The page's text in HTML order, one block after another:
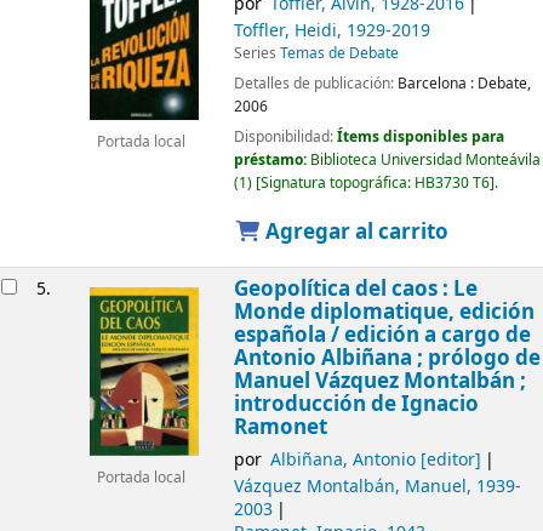
Portada local
Toffler, Heidi, 1929-2019
Series Temas de Debate
Detalles de publicación: Barcelona : Debate,
2006
Disponibilidad:Ítems disponibles para
préstamo: Biblioteca Universidad Monteávila
(1) Signatura topográfica: HB3730 T6 .
Agregar al carrito
5.
Portada local
Geopolítica del caos : Le
Monde diplomatique, edición
española /edición a cargo de
Antonio Albiñana ; prólogo de
Manuel Vázquez Montalbán ;
introducción de Ignacio
Ramonet
por Albiñana, Antonio[editor]
Vázquez Montalbán, Manuel, 1939-
2003